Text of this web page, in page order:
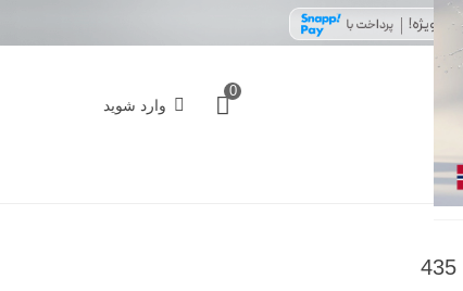
0
وارد شوید